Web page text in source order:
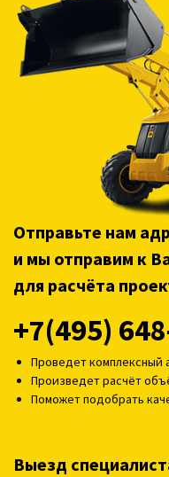
Отправьте нам
и мы отправим к
для расчёта
+7(495)
Проведет комплексный
Произведет расчёт
Поможет подобрать
Выезд